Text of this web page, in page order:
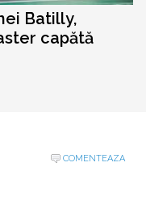
Batilly,
capătă
COMENTEAZA